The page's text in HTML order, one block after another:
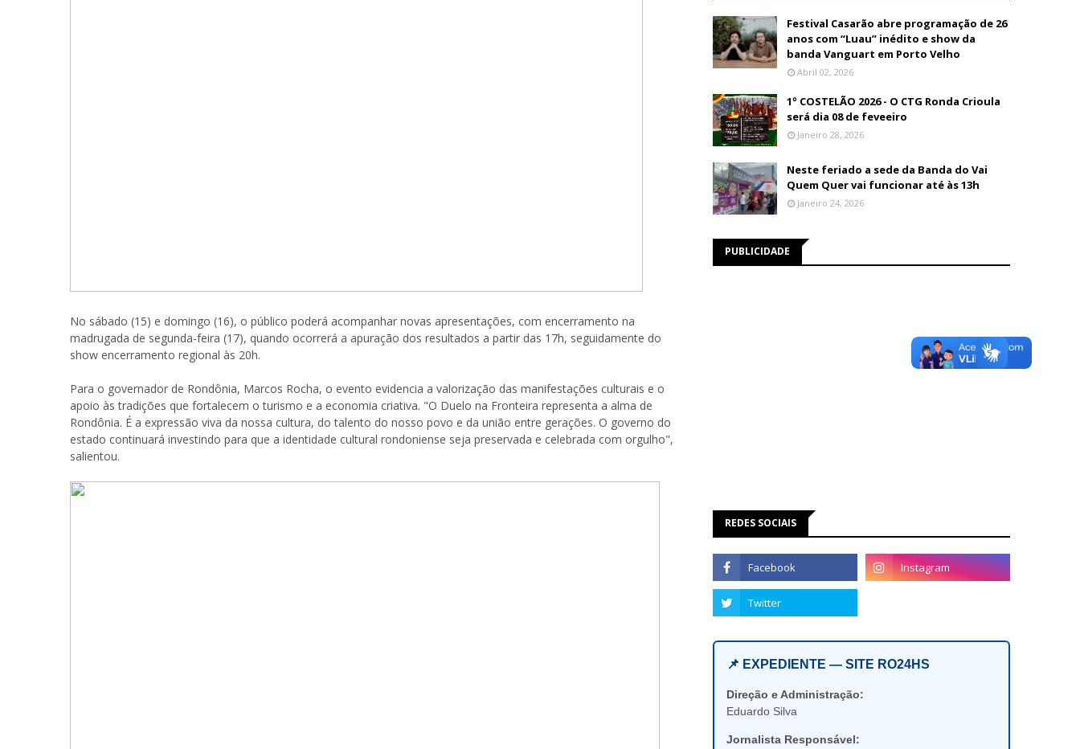
No sábado (15) e domingo (16), o público poderá acompanhar novas apresentações, com encerramento na
madrugada de segunda-feira (17), quando ocorrerá a apuração dos resultados a partir das 17h, seguidamente do
show encerramento regional às 20h.
Para o governador de Rondônia, Marcos Rocha, o evento evidencia a valorização das manifestações culturais e o
apoio às tradições que fortalecem o turismo e a economia criativa. "O Duelo na Fronteira representa a alma de
Rondônia. É a expressão viva da nossa cultura, do talento do nosso povo e da união entre gerações. O governo do
estado continuará investindo para que a identidade cultural rondoniense seja preservada e celebrada com orgulho",
salientou.
Festival Casarão abre programação de 26
anos com “Luau” inédito e show da
banda Vanguart em Porto Velho
Abril 02, 2026
1º COSTELÃO 2026 - O CTG Ronda Crioula
será dia 08 de feveeiro
Janeiro 28, 2026
Neste feriado a sede da Banda do Vai
Quem Quer vai funcionar até às 13h
Janeiro 24, 2026
PUBLICIDADE
REDES SOCIAIS
📌 EXPEDIENTE — SITE RO24HS
Direção e Administração:
Eduardo Silva
Jornalista Responsável: